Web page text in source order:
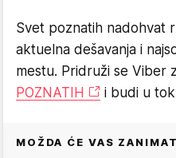
Svet poznatih nadohvat
aktuelna dešavanja i
mestu. Pridruži se Viber
POZNATIH
i budi u
MOŽDA ĆE VAS